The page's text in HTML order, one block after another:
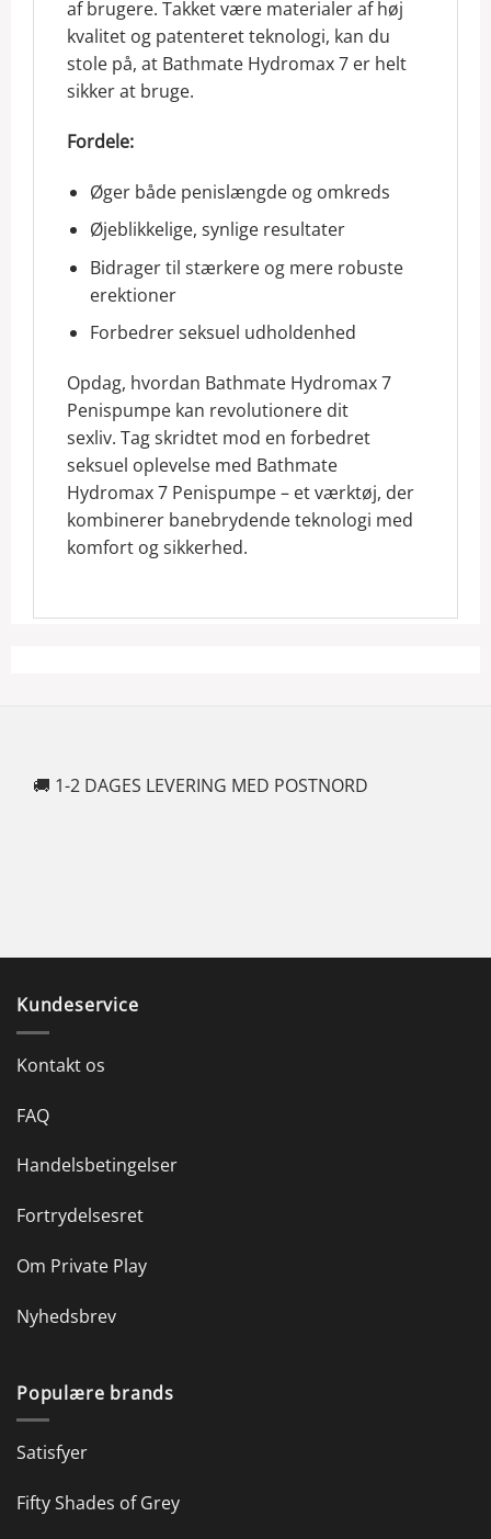
af brugere. Takket være materialer af høj
kvalitet og patenteret teknologi, kan du
stole på, at Bathmate Hydromax 7 er helt
sikker at bruge.
Fordele:
Øger både penislængde og omkreds
Øjeblikkelige, synlige resultater
Bidrager til stærkere og mere robuste
erektioner
Forbedrer seksuel udholdenhed
Opdag, hvordan Bathmate Hydromax 7
Penispumpe kan revolutionere dit
sexliv. Tag skridtet mod en forbedret
seksuel oplevelse med Bathmate
Hydromax 7 Penispumpe – et værktøj, der
kombinerer banebrydende teknologi med
komfort og sikkerhed.
🚚 1-2 DAGES LEVERING MED POSTNORD
Kundeservice
Kontakt os
FAQ
Handelsbetingelser
Fortrydelsesret
Om Private Play
Nyhedsbrev
Populære brands
Satisfyer
Fifty Shades of Grey